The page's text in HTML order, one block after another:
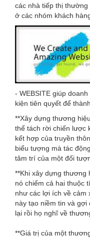
các nhà tiếp thị
ở các nhóm khách
- WEBSITE giúp
kiện tiên quyết để
**Xây dựng thương
thể tách rời chiến lược
kết hợp của truyền
biểu tượng mà tác
tâm trí của một đối
**Khi xây dựng thương
nó chiếm cả hai thuộc
như các lợi ích về cảm
này tạo niềm tin và
lại rồi họ nghĩ về
**Giá trị của một